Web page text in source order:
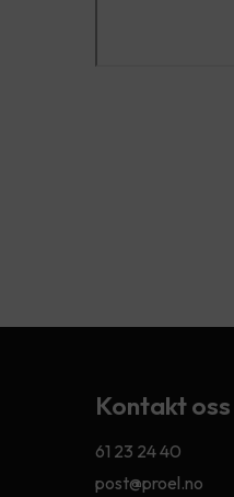
Kontakt oss
61 23 24 40
post@proel.no